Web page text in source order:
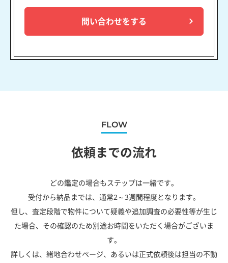
問い合わせをする
FLOW
依頼までの流れ
どの鑑定の場合もステップは一緒です。
受付から納品までは、通常2～3週間程度となります。
但し、査定段階で物件について疑義や追加調査の必要性等が生じ
た場合、その確認のため別途お時間をいただく場合がございま
す。
詳しくは、緒地合わせページ、あるいは正式依頼後は担当の不動